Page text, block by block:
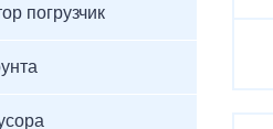
погрузчик